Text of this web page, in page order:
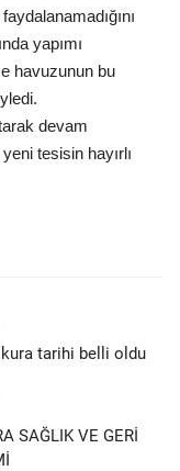
yapımı
havuzunun bu
devam
tesisin hayırlı
tarihi belli oldu
SAĞLIK VE GERİ